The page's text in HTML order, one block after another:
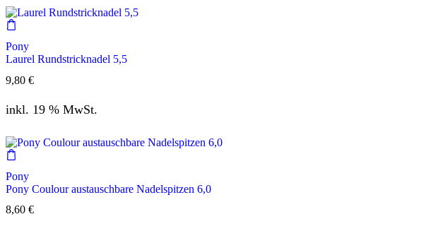
Pony
Laurel Rundstricknadel 5,5
9,80 €
inkl. 19 % MwSt.
Pony
Pony Coulour austauschbare Nadelspitzen 6,0
8,60 €